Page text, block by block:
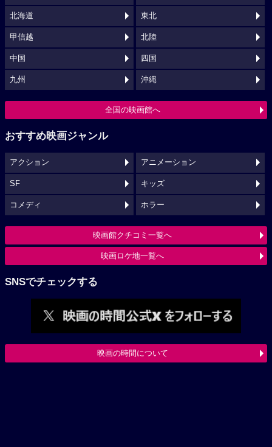
北海道 東北
甲信越 北陸
中国 四国
九州 沖縄
全国の映画館へ
おすすめ映画ジャンル
アクション アニメーション
SF キッズ
コメディ ホラー
映画館クチコミ一覧へ
映画ロケ地一覧へ
SNSでチェックする
映画の時間について